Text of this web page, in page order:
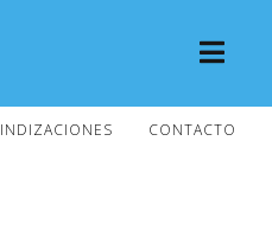
INDIZACIONES CONTACTO